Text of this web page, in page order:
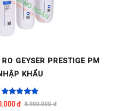
GEYSER ATICA RN415
đ 7.780.000 đ